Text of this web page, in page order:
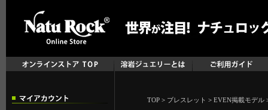
TOP > ブレスレット > EVEN掲載モデル